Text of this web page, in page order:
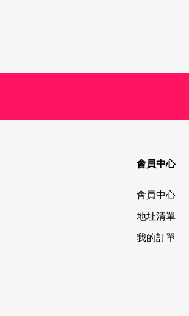
會員中心
會員中心
地址清單
我的訂單